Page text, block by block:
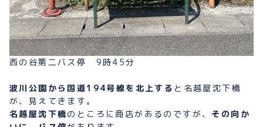
西の谷第二バス停 9時45分
波川公園から国道194号線を北上する と名越屋沈下橋
が、見えてきます。
名越屋沈下橋のところに商店があるのですが、 その向か